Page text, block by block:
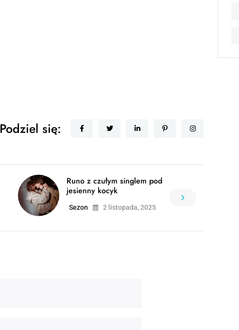
Podziel się:
Runo z czułym singlem pod
jesienny kocyk
Sezon 2 listopada, 2025